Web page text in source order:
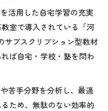
活用した自宅学習の充実
室で導入されている「河
サブスクリプション型教材
ば自宅・学校・塾を問わ
苦手分野を分析し、最適
ため、無駄のない効率的